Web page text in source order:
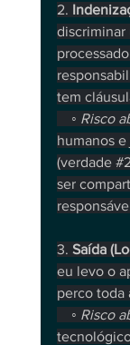
2.
discriminar
tem
◦ Risco
humanos
(verdade #2
ser
3. Saída
eu levo o
perco toda
◦ Risco